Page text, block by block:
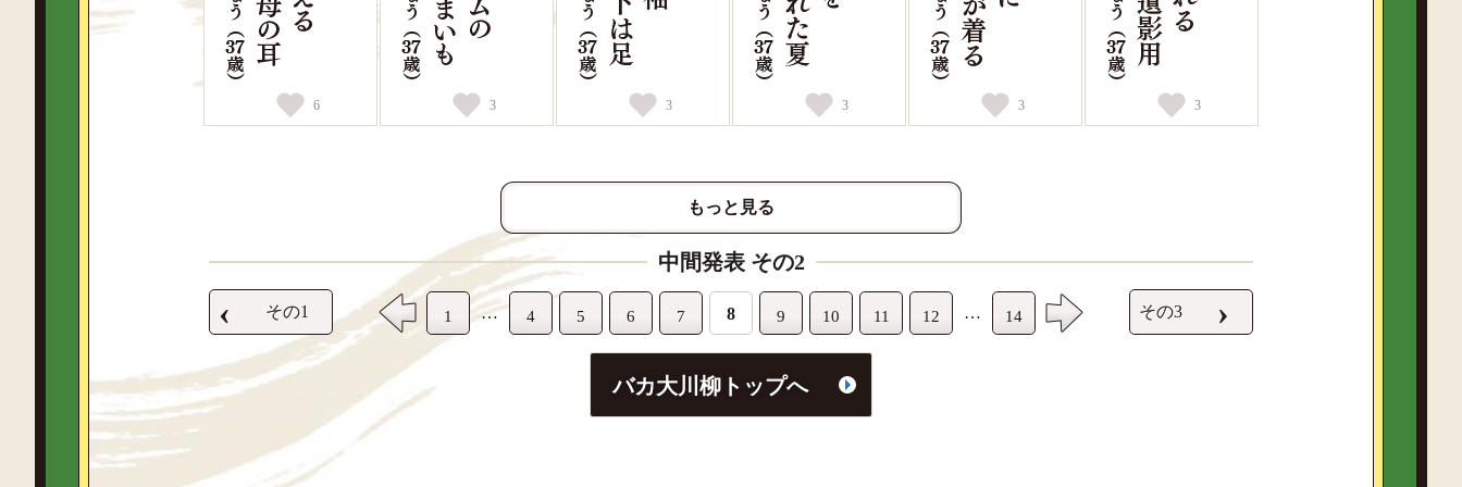
6 3 3 3 3 3
もっと見る
中間発表 その2
1 … 4 5 6 7 8 9 10 11 12 … 14
‹ その1 その3 ›
バカ大川柳トップへ